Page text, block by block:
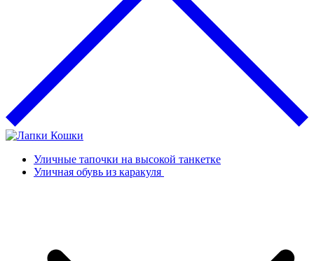
Уличные тапочки на высокой танкетке
Уличная обувь из каракуля